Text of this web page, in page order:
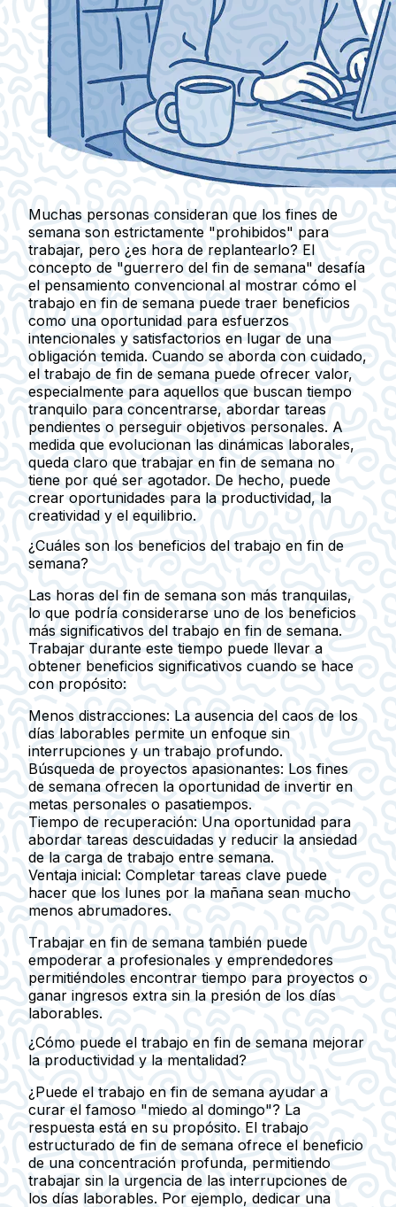
Muchas personas consideran que los fines de
semana son estrictamente "prohibidos" para
trabajar, pero ¿es hora de replantearlo? El
concepto de "guerrero del fin de semana" desafía
el pensamiento convencional al mostrar cómo el
trabajo en fin de semana puede traer beneficios
como una oportunidad para esfuerzos
intencionales y satisfactorios en lugar de una
obligación temida. Cuando se aborda con cuidado,
el trabajo de fin de semana puede ofrecer valor,
especialmente para aquellos que buscan tiempo
tranquilo para concentrarse, abordar tareas
pendientes o perseguir objetivos personales. A
medida que evolucionan las dinámicas laborales,
queda claro que trabajar en fin de semana no
tiene por qué ser agotador. De hecho, puede
crear oportunidades para la productividad, la
creatividad y el equilibrio.
¿Cuáles son los beneficios del trabajo en fin de
semana?
Las horas del fin de semana son más tranquilas,
lo que podría considerarse uno de los beneficios
más significativos del trabajo en fin de semana.
Trabajar durante este tiempo puede llevar a
obtener beneficios significativos cuando se hace
con propósito:
Menos distracciones: La ausencia del caos de los
días laborables permite un enfoque sin
interrupciones y un trabajo profundo.
Búsqueda de proyectos apasionantes: Los fines
de semana ofrecen la oportunidad de invertir en
metas personales o pasatiempos.
Tiempo de recuperación: Una oportunidad para
abordar tareas descuidadas y reducir la ansiedad
de la carga de trabajo entre semana.
Ventaja inicial: Completar tareas clave puede
hacer que los lunes por la mañana sean mucho
menos abrumadores.
Trabajar en fin de semana también puede
empoderar a profesionales y emprendedores
permitiéndoles encontrar tiempo para proyectos o
ganar ingresos extra sin la presión de los días
laborables.
¿Cómo puede el trabajo en fin de semana mejorar
la productividad y la mentalidad?
¿Puede el trabajo en fin de semana ayudar a
curar el famoso "miedo al domingo"? La
respuesta está en su propósito. El trabajo
estructurado de fin de semana ofrece el beneficio
de una concentración profunda, permitiendo
trabajar sin la urgencia de las interrupciones de
los días laborables. Por ejemplo, dedicar una